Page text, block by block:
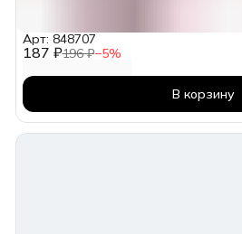
187 ₽196 ₽−5%
Арт: 848707
В корзину